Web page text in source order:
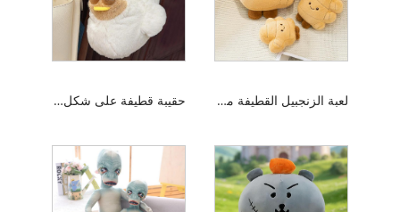
حقيبة قطيفة على شكل دجاجة لعبة الزنجبيل القطيفة مع الساق